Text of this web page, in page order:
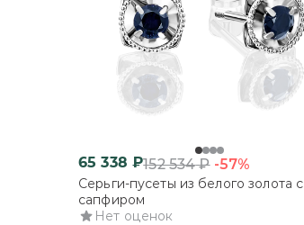
65 338 ₽152 534₽ -57%
Серьги-пусеты из белого золота с
сапфиром
Нет оценок